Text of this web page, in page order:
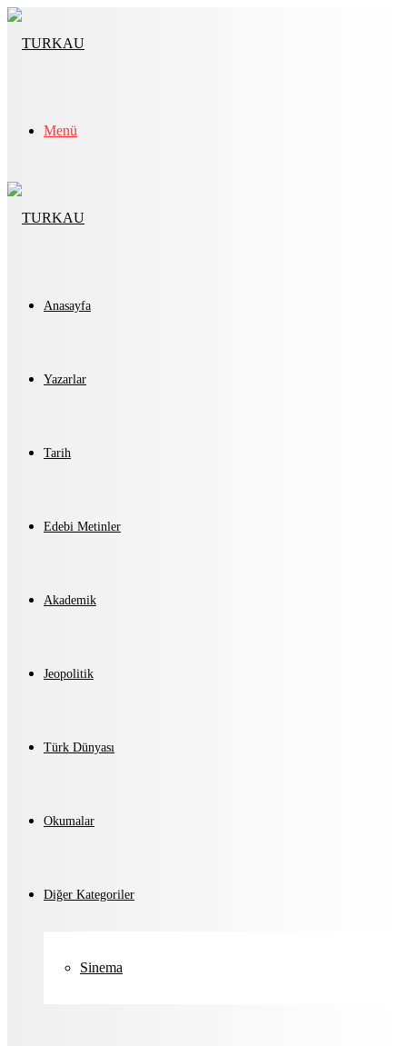
Menü
Anasayfa
Yazarlar
Tarih
Edebi Metinler
Akademik
Jeopolitik
Türk Dünyası
Okumalar
Diğer Kategoriler
Sinema